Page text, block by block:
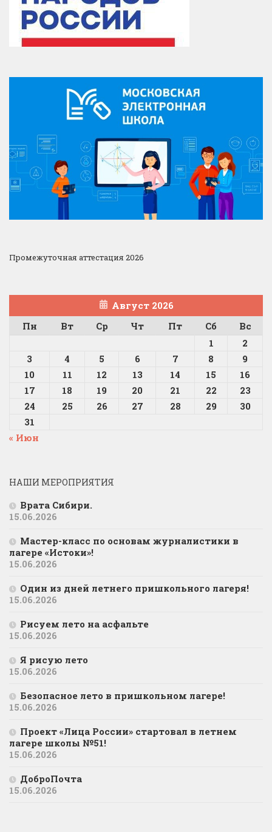
Промежуточная аттестация 2026
Август 2026
Пн
Вт Ср Чт Пт Сб
Вс
1
2
3
4 5 6 7 8
9
10
11 12 13 14 15
16
17
18 19 20 21 22
23
24
25 26 27 28 29
30
31
« Июн
НАШИ МЕРОПРИЯТИЯ
Врата Сибири.
15.06.2026
Мастер-класс по основам журналистики в
лагере «Истоки»!
15.06.2026
Один из дней летнего пришкольного лагеря!
15.06.2026
Рисуем лето на асфальте
15.06.2026
Я рисую лето
15.06.2026
Безопасное лето в пришкольном лагере!
15.06.2026
Проект «Лица России» стартовал в летнем
лагере школы №51!
15.06.2026
ДоброПочта
15.06.2026